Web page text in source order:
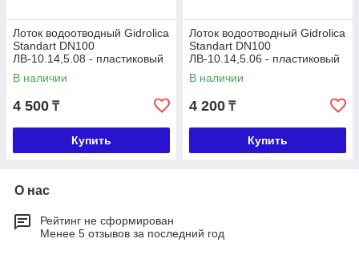
Лоток водоотводный Gidrolica
Standart DN100
ЛВ-10.14,5.08 - пластиковый
В наличии
4 500 ₸
Купить
Лоток водоотводный Gidrolica
Standart DN100
ЛВ-10.14,5.06 - пластиковый
В наличии
4 200 ₸
Купить
О нас
Рейтинг не сформирован
Менее 5 отзывов за последний год